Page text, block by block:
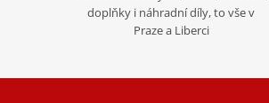
doplňky i náhradní díly, to vše v
Praze a Liberci